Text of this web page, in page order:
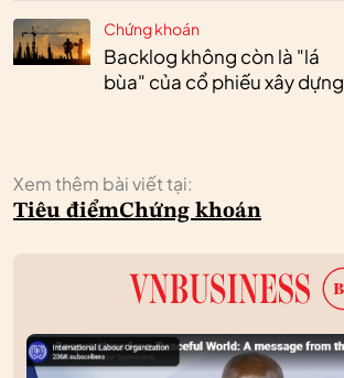
Chứng khoán
Backlog không còn là "lá
bùa" của cổ phiếu xây dựng
Xem thêm bài viết tại:
Tiêu điểmChứng khoán